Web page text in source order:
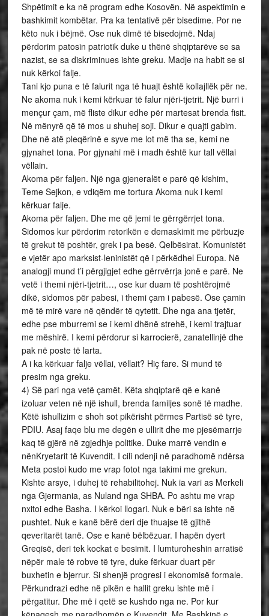
Shpëtimit e ka në program edhe Kosovën. Në aspektimin e
bashkimit kombëtar. Pra ka tentativë për bisedime. Por ne
këto nuk i bëjmë. Ose nuk dimë të bisedojmë. Ndaj
përdorim patosin patriotik duke u thënë shqiptarëve se sa
nazist, se sa diskriminues ishte greku. Madje na habit se si
nuk kërkoi falje.
Tani kjo puna e të falurit nga të huajt është kollajllëk për ne.
Ne akoma nuk i kemi kërkuar të falur njëri-tjetrit. Një burri i
mençur çam, më fliste dikur edhe për martesat brenda fisit.
Në mënyrë që të mos u shuhej soji. Dikur e quajti gabim.
Dhe në atë pleqërinë e syve me lot më tha se, kemi ne
gjynahet tona. Por gjynahi më i madh është kur tall vëllai
vëllain.
Akoma për faljen. Një nga gjeneralët e parë që kishim,
Teme Sejkon, e vdiqëm me tortura Akoma nuk i kemi
kërkuar falje.
Akoma për faljen. Dhe me që jemi te gërrgërrjet tona.
Sidomos kur përdorim retorikën e demaskimit me përbuzje
të grekut të poshtër, grek i pa besë. Qelbësirat. Komunistët
e vjetër apo marksist-leninistët që i përkëdhel Europa. Në
analogji mund t’i përgjigjet edhe gërrvërrja jonë e parë. Ne
vetë i themi njëri-tjetrit…, ose kur duam të poshtërojmë
dikë, sidomos për pabesi, i themi çam i pabesë. Ose çamin
më të mirë vare në qëndër të qytetit. Dhe nga ana tjetër,
edhe pse mburremi se i kemi dhënë strehë, i kemi trajtuar
me mëshirë. I kemi përdorur si karrocierë, zanatellinjë dhe
pak në poste të larta.
A i ka kërkuar falje vëllai, vëllait? Hiç fare. Si mund të
presim nga greku.
4) Së pari nga vetë çamët. Këta shqiptarë që e kanë
izoluar veten në një ishull, brenda familjes sonë të madhe.
Këtë ishullizim e shoh sot pikërisht përmes Partisë së tyre,
PDIU. Asaj faqe blu me degën e ullirit dhe me pjesëmarrje
kaq të gjërë në zgjedhje politike. Duke marrë vendin e
nënKryetarit të Kuvendit. I cili ndenji në paradhomë ndërsa
Meta postoi kudo me vrap fotot nga takimi me grekun.
Kishte arsye, i duhej të rehabilitohej. Nuk ia vari as Merkeli
nga Gjermania, as Nuland nga SHBA. Po ashtu me vrap
nxitoi edhe Basha. I kërkoi llogari. Nuk e bëri sa ishte në
pushtet. Nuk e kanë bërë deri dje thuajse të gjithë
qeveritarët tanë. Ose e kanë bëlbëzuar. I hapën dyert
Greqisë, deri tek kockat e besimit. I lumturoheshin arratisë
nëpër male të robve të tyre, duke fërkuar duart për
buxhetin e bjerrur. Si shenjë progresi i ekonomisë formale.
Përkundrazi edhe në pikën e hallit greku ishte më i
përgatitur. Dhe më i qetë se kushdo nga ne. Por kur